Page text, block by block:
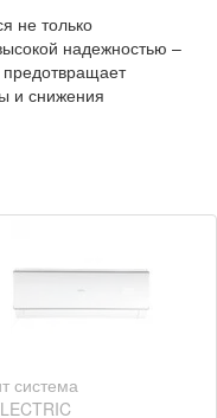
не только
надежностью –
и снижения
система